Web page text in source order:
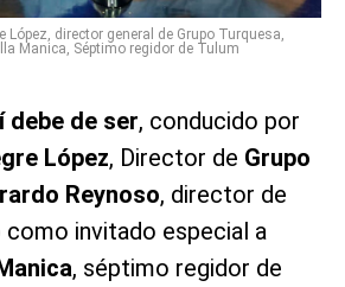
López, director general de Grupo Turquesa,
Manica, Séptimo regidor de Tulum
debe de ser, conducido por
López, Director de Grupo
Reynoso, director de
invitado especial a
, séptimo regidor de